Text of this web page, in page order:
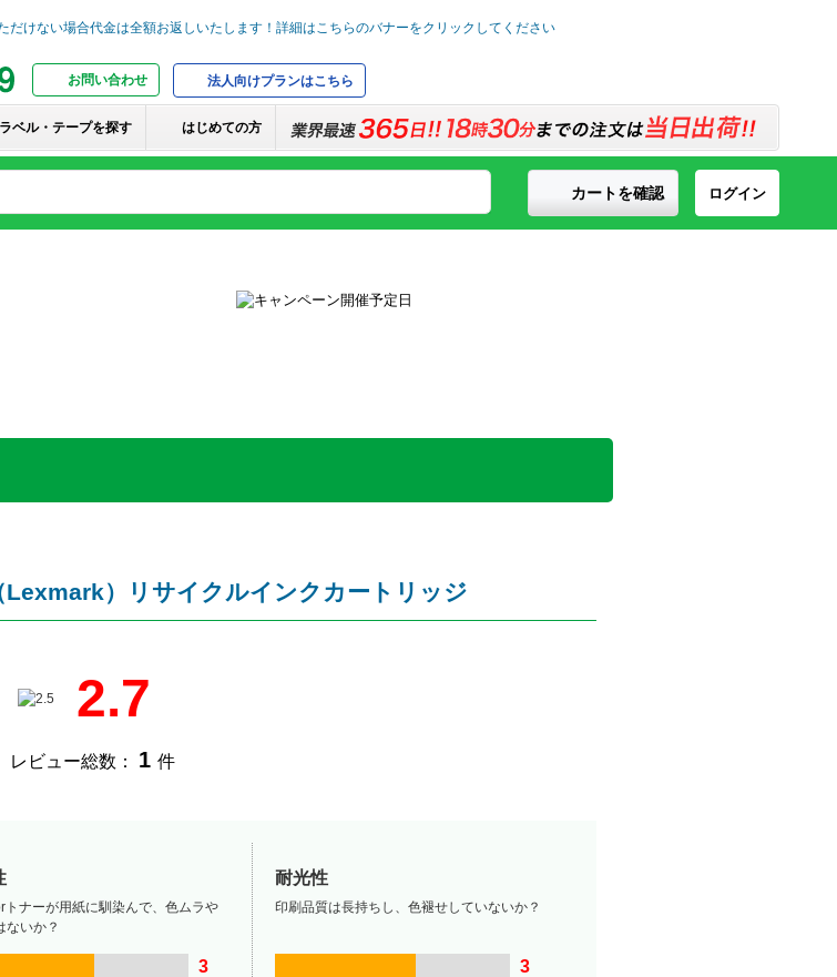
お問い合わせ 法人向けプランはこちら
ラベル・テープを探す はじめての方
ログイン
カートを確認
）リサイクルインクカートリッジ
2.7
レビュー総数： 1 件
トナーが用紙に馴染んで、色ムラや
ないか？
3
耐光性
印刷品質は長持ちし、色褪せしていないか？
3